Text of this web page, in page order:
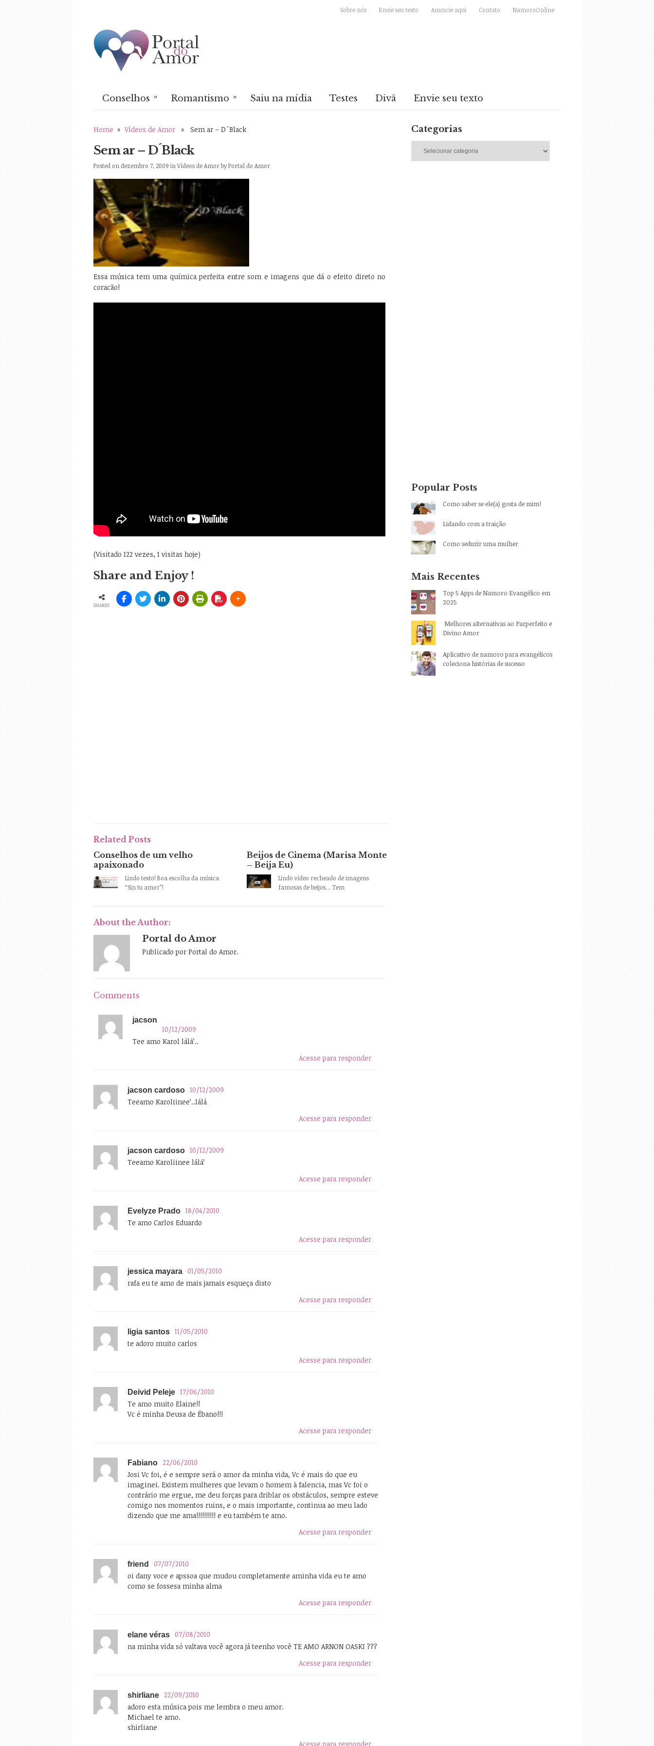
Sobre nós Envie seu texto Anuncie aqui Contato NamoroOnline
Conselhos » Romantismo » Saiu na mídia Testes Divã Envie seu texto
Home »Vídeos de Amor » Sem ar – D´Black
Sem ar – D´Black
Posted on dezembro 7, 2009 inVídeos de AmorbyPortal do Amor
Essa música tem uma química perfeita entre som e imagens que dá o efeito direto no
coracão!
(Visitado 122 vezes, 1 visitas hoje)
Share and Enjoy !
SHARES
Related Posts
Conselhos de um velho
apaixonado
Lindo texto! Boa escolha da música
“Sin tu amor”!
Beijos de Cinema (Marisa Monte
– Beija Eu)
Lindo vídeo recheado de imagens
famosas de beijos… Tem
About the Author:
Portal do Amor
Publicado por Portal do Amor.
Comments
jacson
10/12/2009
Tee amo Karol lálá’..
Acesse para responder
jacson cardoso 10/12/2009
Teeamo Karoliinee’..lálá
Acesse para responder
jacson cardoso 10/12/2009
Teeamo Karoliinee lálá’
Acesse para responder
Evelyze Prado 18/04/2010
Te amo Carlos Eduardo
Acesse para responder
jessica mayara 01/05/2010
rafa eu te amo de mais jamais esqueça disto
Acesse para responder
ligia santos 11/05/2010
te adoro muito carlos
Acesse para responder
Deivid Peleje 17/06/2010
Te amo muito Elaine!!
Vc é minha Deusa de Ébano!!!
Acesse para responder
Fabiano
22/06/2010
Josi Vc foi, é e sempre será o amor da minha vida, Vc é mais do que eu
imaginei. Existem mulheres que levam o homem à falencia, mas Vc foi o
contrário me ergue, me deu forças para driblar os obstáculos, sempre esteve
comigo nos momentos ruins, e o mais importante, continua ao meu lado
dizendo que me ama!!!!!!!!!! e eu também te amo.
Acesse para responder
friend
07/07/2010
oi dany voce e apssoa que mudou completamente aminha vida eu te amo
como se fossesa minha alma
Acesse para responder
elane véras 07/08/2010
na minha vida só valtava você agora já teenho você TE AMO ARNON OASKI ???
Acesse para responder
shirliane
22/09/2010
adoro esta música pois me lembra o meu amor.
Michael te amo.
shirliane
Acesse para responder
Categorias
Popular Posts
Como saber se ele(a) gosta de mim!
Lidando com a traição
Como seduzir uma mulher
Mais Recentes
Top 5 Apps de Namoro Evangélico em
2025
Melhores alternativas ao Parperfeito e
Divino Amor
Aplicativo de namoro para evangélicos
coleciona histórias de sucesso